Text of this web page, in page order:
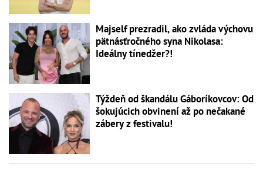
Majself prezradil, ako zvláda výchovu
pätnásťročného syna Nikolasa:
Ideálny tínedžer?!
Týždeň od škandálu Gáboríkovcov: Od
šokujúcich obvinení až po nečakané
zábery z festivalu!